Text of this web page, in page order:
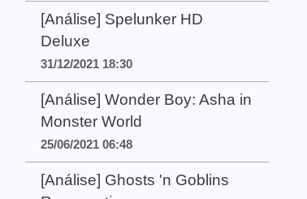
[Análise] Spelunker HD
Deluxe
31/12/2021 18:30
[Análise] Wonder Boy: Asha in
Monster World
25/06/2021 06:48
[Análise] Ghosts 'n Goblins